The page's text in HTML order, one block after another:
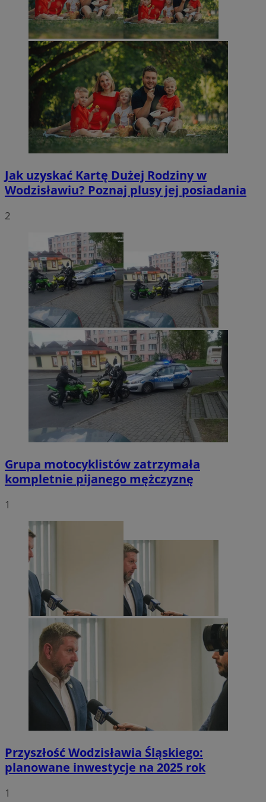
Jak uzyskać Kartę Dużej Rodziny w
Wodzisławiu? Poznaj plusy jej posiadania
2
Grupa motocyklistów zatrzymała
kompletnie pijanego mężczyznę
1
Przyszłość Wodzisławia Śląskiego:
planowane inwestycje na 2025 rok
1